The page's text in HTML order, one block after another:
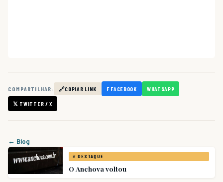
COMPARTILHAR: 🔗COPIAR LINK F FACEBOOK WHATSAPP
𝕏 TWITTER / X
← Blog
⭐ DESTAQUE
O Anchova voltou